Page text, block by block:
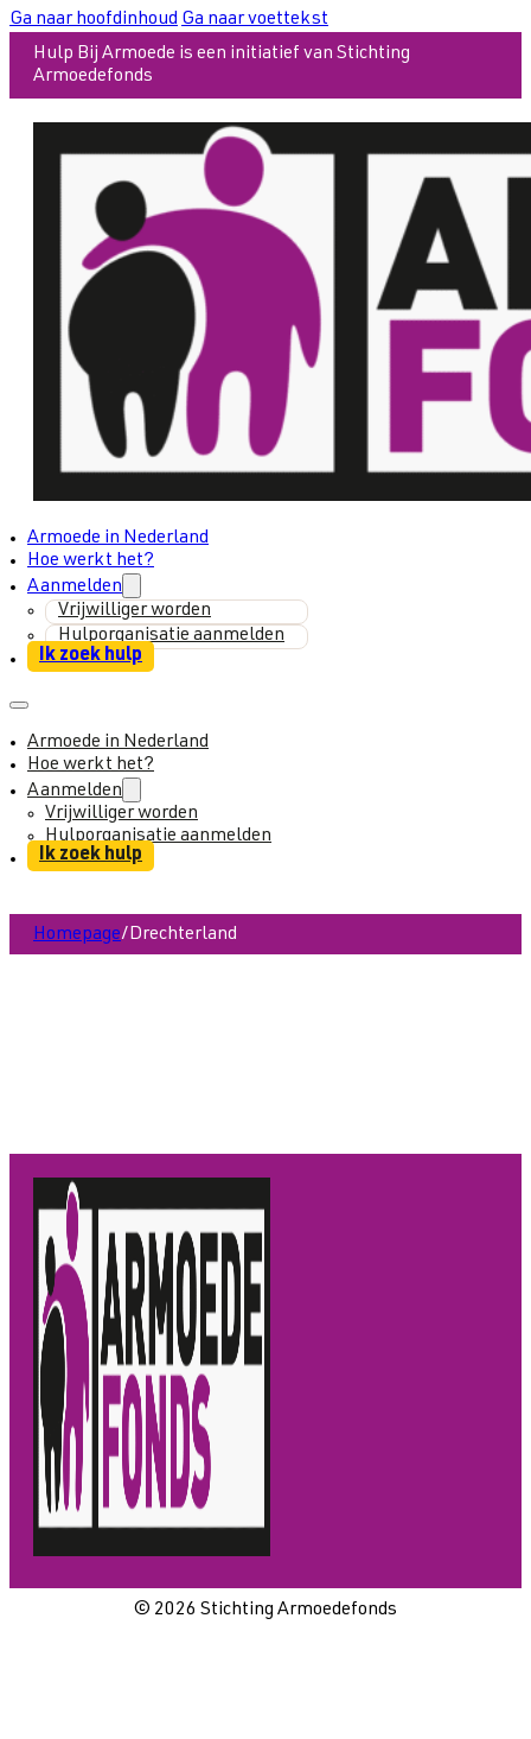
Ga naar hoofdinhoud Ga naar voettekst
Hulp Bij Armoede is een initiatief van Stichting
Armoedefonds
Armoede in Nederland
Hoe werkt het?
Aanmelden
Vrijwilliger worden
Hulporganisatie aanmelden
Ik zoek hulp
Armoede in Nederland
Hoe werkt het?
Aanmelden
Vrijwilliger worden
Hulporganisatie aanmelden
Ik zoek hulp
Homepage/Drechterland
© 2026 Stichting Armoedefonds